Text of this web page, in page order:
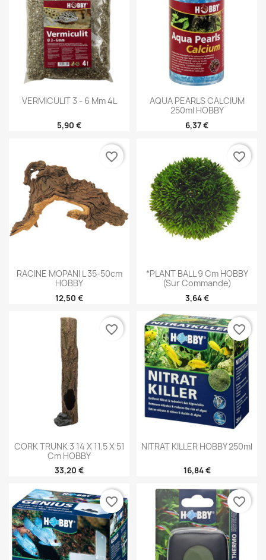
VERMICULIT 3 - 6 Mm 4L
5,90 €
AQUA PEARLS CALCIUM
250ml HOBBY
6,37 €
RACINE MOPANI L 35-50cm
HOBBY
12,50 €
favorite_border
*PLANT BALL 9 Cm HOBBY
(sur Commande)
3,64 €
favorite_border
CORK TRUNK 3 14 X 11.5 X 51
Cm HOBBY
33,20 €
favorite_border
NITRAT KILLER HOBBY 250ml
16,84 €
favorite_border
favorite_border favorite_border